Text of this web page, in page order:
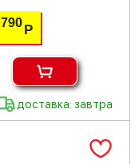
790 Р
доставка: завтра